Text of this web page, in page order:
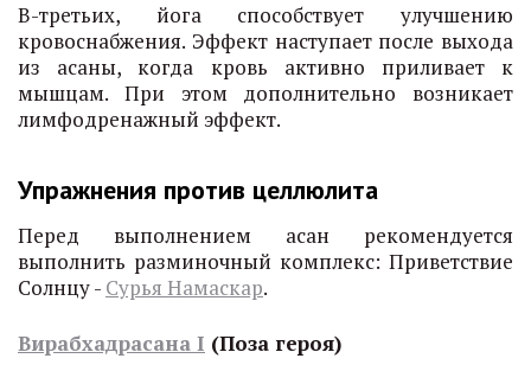
В-третьих, йога способствует улучшению
кровоснабжения. Эффект наступает после выхода
из асаны, когда кровь активно приливает к
мышцам. При этом дополнительно возникает
лимфодренажный эффект.
Упражнения против целлюлита
Перед выполнением асан рекомендуется
выполнить разминочный комплекс: Приветствие
Солнцу - Сурья Намаскар.
Вирабхадрасана I (Поза героя)